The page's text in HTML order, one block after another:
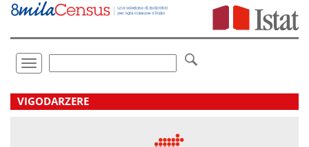
Vai
direttamente
Toggle
navigation
.
VIGODARZERE